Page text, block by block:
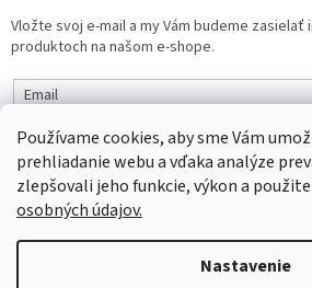
Používame cookies, aby sme Vám
prehliadanie webu a vďaka analýze
zlepšovali jeho funkcie, výkon a
osobných údajov.
Nastavenie
Vložte svoj e-mail a my Vám budeme zasielať
produktoch na našom e-shope.
Email
PRIHLÁSIŤ SA